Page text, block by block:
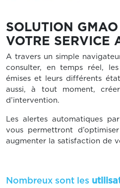
SOLUTION
VOTRE SERVICE
A travers un simple
consulter, en temps réel,
émises et leurs différents
aussi, à tout moment,
d’intervention.
Les alertes automatiques
vous permettront
augmenter la satisfaction de
Nombreux sont les